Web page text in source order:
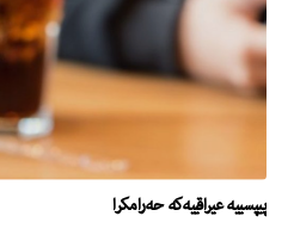
پیپسییە عیراقییەکە حەرامکرا